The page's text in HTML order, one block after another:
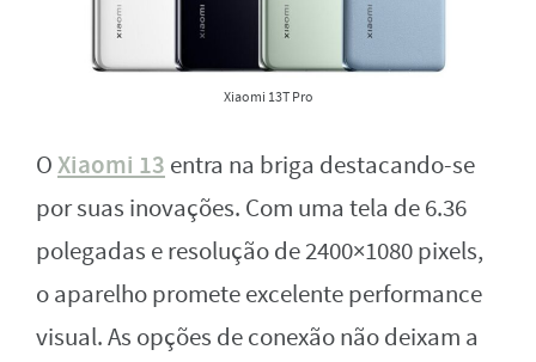
Xiaomi 13T Pro
OXiaomi 13 entra na briga destacando-se
por suas inovações. Com uma tela de 6.36
polegadas e resolução de 2400×1080 pixels,
o aparelho promete excelente performance
visual. As opções de conexão não deixam a